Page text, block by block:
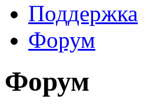
Поддержка
Форум
Форум